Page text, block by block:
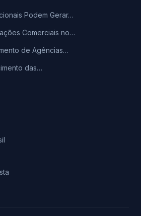
Podem Gerar…
Comerciais no…
de Agências…
das…